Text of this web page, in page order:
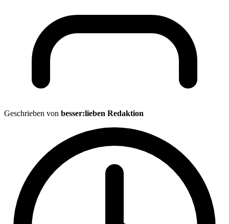
Geschrieben von besser:lieben Redaktion